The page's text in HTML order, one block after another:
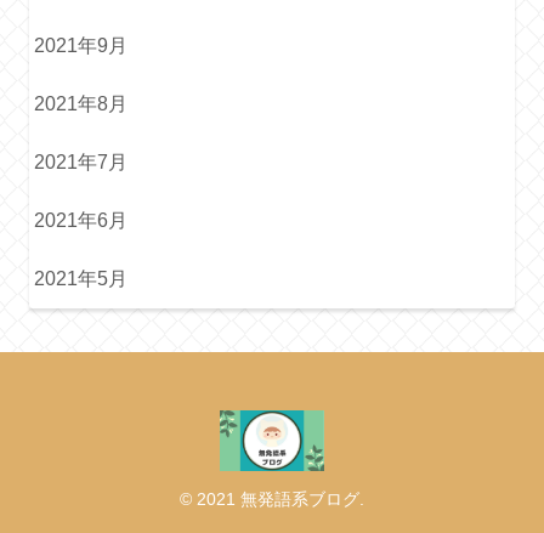
2021年9月
2021年8月
2021年7月
2021年6月
2021年5月
© 2021 無発語系ブログ.